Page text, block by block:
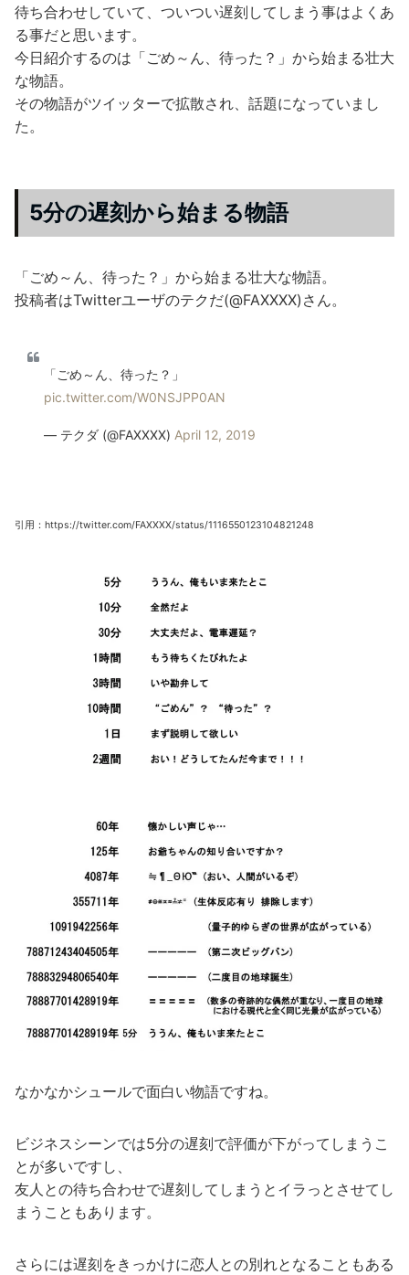
待ち合わせしていて、ついつい遅刻してしまう事はよくあ
る事だと思います。
今日紹介するのは「ごめ～ん、待った？」から始まる壮大
な物語。
その物語がツイッターで拡散され、話題になっていまし
た。
5分の遅刻から始まる物語
「ごめ～ん、待った？」から始まる壮大な物語。
投稿者はTwitterユーザのテクだ(@FAXXXX)さん。
「ごめ～ん、待った？」
pic.twitter.com/W0NSJPP0AN
— テクダ (@FAXXXX) April 12, 2019
引用：https://twitter.com/FAXXXX/status/1116550123104821248
なかなかシュールで面白い物語ですね。
ビジネスシーンでは5分の遅刻で評価が下がってしまうこ
とが多いですし、
友人との待ち合わせで遅刻してしまうとイラっとさせてし
まうこともあります。
さらには遅刻をきっかけに恋人との別れとなることもある